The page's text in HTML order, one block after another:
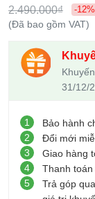
2.490.000₫ -12%
(Đã bao gồm VAT)
31/12/
1 Bảo hành
2
Đổi mới
3
Giao hàng
4
Thanh
5
Trả góp